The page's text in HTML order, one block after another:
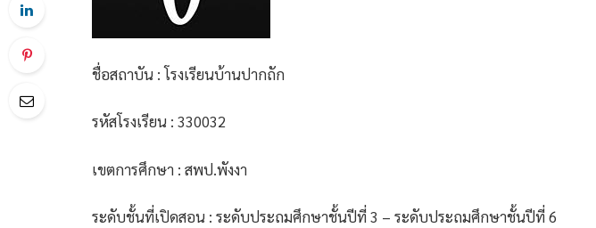
ชื่อสถาบัน : โรงเรียนบ้านปากถัก
รหัสโรงเรียน : 330032
เขตการศึกษา : สพป.พังงา
ระดับชั้นที่เปิดสอน : ระดับประถมศึกษาชั้นปีที่ 3 – ระดับประถมศึกษาชั้นปีที่ 6